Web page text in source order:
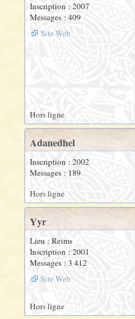
Inscription : 2007
Messages : 409
Site Web
Hors ligne
Adanedhel
Inscription : 2002
Messages : 189
Hors ligne
Yyr
Lieu : Reims
Inscription : 2001
Messages : 3 412
Site Web
Hors ligne